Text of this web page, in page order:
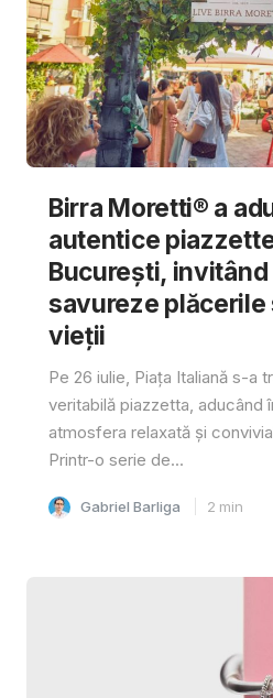
Birra Moretti® a
autentice
București,
savureze plăcerile
vieții
Pe 26 iulie, Piața Italiană s-a
veritabilă piazzetta, aducând
atmosfera relaxată și
Printr-o serie de...
Gabriel Barliga 2 min